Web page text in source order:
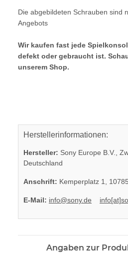
Die abgebildeten Schrauben sind
Angebots
Wir kaufen fast jede
defekt oder gebraucht ist.
unserem Shop.
Herstellerinformationen:
Hersteller: Sony Europe B.V.,
Deutschland
Anschrift: Kemperplatz 1,
E-Mail: info@sony.de
Angaben zur